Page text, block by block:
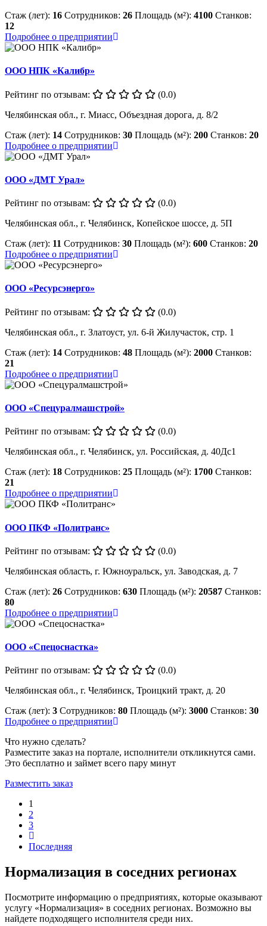
Стаж (лет): 16 Сотрудников: 26 Площадь (м²): 4100 Станков:
12
Подробнее о предприятии
ООО НПК «Калибр»
Рейтинг по отзывам:
(0.0)
Челябинская обл., г. Миасс, Объездная дорога, д. 8/2
Стаж (лет): 14 Сотрудников: 30 Площадь (м²): 200 Станков: 20
Подробнее о предприятии
ООО «ДМТ Урал»
Рейтинг по отзывам:
(0.0)
Челябинская обл., г. Челябинск, Копейское шоссе, д. 5П
Стаж (лет): 11 Сотрудников: 30 Площадь (м²): 600 Станков: 20
Подробнее о предприятии
ООО «Ресурсэнерго»
Рейтинг по отзывам:
(0.0)
Челябинская обл., г. Златоуст, ул. 6-й Жилучасток, стр. 1
Стаж (лет): 14 Сотрудников: 48 Площадь (м²): 2000 Станков:
21
Подробнее о предприятии
ООО «Спецуралмашстрой»
Рейтинг по отзывам:
(0.0)
Челябинская обл., г. Челябинск, ул. Российская, д. 40Дс1
Стаж (лет): 18 Сотрудников: 25 Площадь (м²): 1700 Станков:
21
Подробнее о предприятии
ООО ПКФ «Политранс»
Рейтинг по отзывам:
(0.0)
Челябинская область, г. Южноуральск, ул. Заводская, д. 7
Стаж (лет): 26 Сотрудников: 630 Площадь (м²): 20587 Станков:
80
Подробнее о предприятии
ООО «Спецоснастка»
Рейтинг по отзывам:
(0.0)
Челябинская обл., г. Челябинск, Троицкий тракт, д. 20
Стаж (лет): 3 Сотрудников: 80 Площадь (м²): 3000 Станков: 30
Подробнее о предприятии
Что нужно сделать?
Разместите заказ на портале, исполнители откликнутся сами.
Это бесплатно и займет всего пару минут
Разместить заказ
1
2
3
Последняя
Нормализация в соседних регионах
Посмотрите информацию о предприятиях, которые оказывают
услугу «Нормализация» в соседних регионах. Возможно вы
найдете подходящего исполнителя среди них.